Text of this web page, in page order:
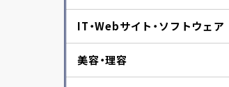
IT・Webサイト・ソフトウェア
美容・理容